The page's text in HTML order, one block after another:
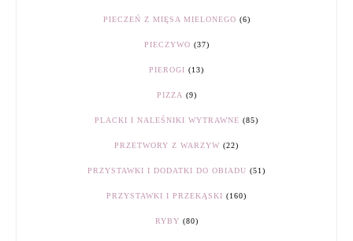
PIECZEŃ Z MIĘSA MIELONEGO (6)
PIECZYWO (37)
PIEROGI (13)
PIZZA (9)
PLACKI I NALEŚNIKI WYTRAWNE (85)
PRZETWORY Z WARZYW (22)
PRZYSTAWKI I DODATKI DO OBIADU (51)
PRZYSTAWKI I PRZEKĄSKI (160)
RYBY (80)